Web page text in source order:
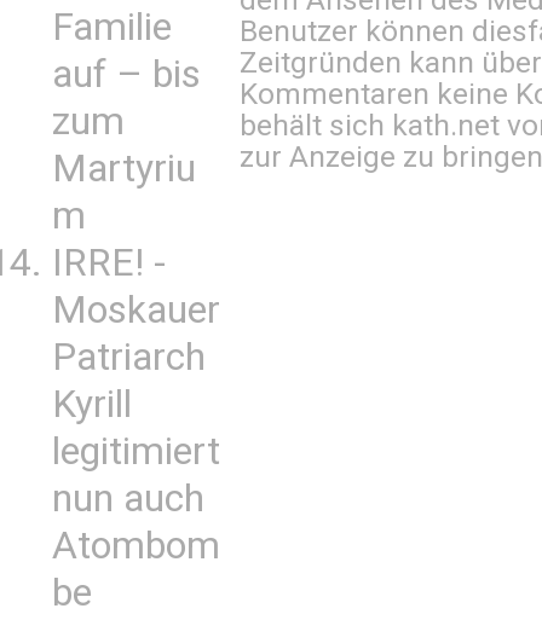
Familie
auf – bis
zum
Martyriu
m
IRRE! -
Moskauer
Patriarch
Kyrill
legitimiert
nun auch
Atombom
be
Benutzer können
Zeitgründen kann
Kommentaren keine
behält sich kath.net
zur Anzeige zu